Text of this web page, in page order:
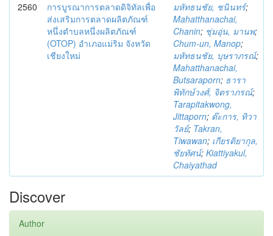
2560
การบูรณาการตลาดดิจิทัลเพื่อ
ส่งเสริมการตลาดผลิตภัณฑ์
หนึ่งตำบลหนึ่งผลิตภัณฑ์
(OTOP) อำเภอแม่ริม จังหวัด
เชียงใหม่
มหัทธนชัย, ชนินทร์;
Mahatthanachai,
Chanin; ชุ่มอุ่น, มานพ;
Chum-un, Manop;
มหัทธนชัย, บุษราภรณ์;
Mahatthanachai,
Butsaraporn; ธารา
พิทักษ์วงศ์, จิตราภรณ์;
Tarapitakwong,
Jittaporn; ต๊ะการ, ทิวา
วัลย์; Takran,
Tiwawan; เกียรติยากุล,
ชัยทัศน์; Kiattiyakul,
Chaiyathad
Discover
Author